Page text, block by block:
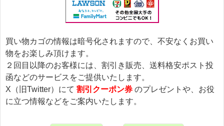
買い物カゴの情報は暗号化されますので、不安なくお買い
物をお楽しみ頂けます。
２回目以降のお客様には、割引き販売、送料格安ポスト投
函などのサービスをご提供いたします。
X（旧Twitter）にて 割引クーポン券 のプレゼントや、お役
に立つ情報などをご案内いたします。